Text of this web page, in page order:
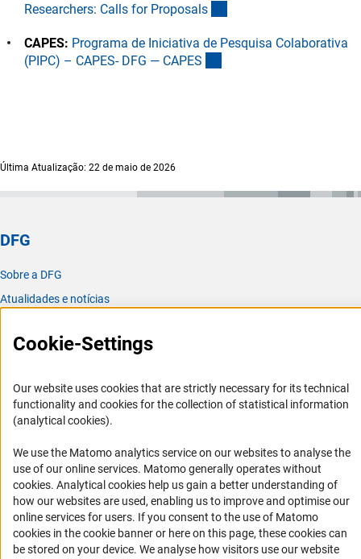
Researchers: Calls for Proposals
CAPES: Programa de Iniciativa de Pesquisa Colaborativa
(PIPC) – CAPES- DFG — CAPES
Última Atualização: 22 de maio de 2026
DFG
Sobre a DFG
Atualidades e notícias
Escritório para a América Latina
Missão e atividades
Organizações parceiras
Contato
Fomento
Cooperação com pesquisadores alemães
Pesquisar na Alemanha
Cookie-Settings
Our website uses cookies that are strictly necessary for its technical
functionality and cookies for the collection of statistical information
(analytical cookies).
We use the Matomo analytics service on our websites to analyse the
use of our online services. Matomo generally operates without
cookies(Anc
. Analytical cookies help us gain a better understanding of
how our websites are used, enabling us to improve and optimise our
online services for users. If you consent to the use of Matomo
cookies in the cookie banner or here on this page, these cookies can
be stored on your device. We analyse how visitors use our website